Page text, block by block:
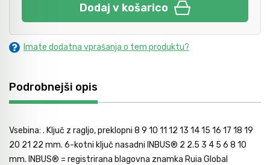
Dodaj v košarico
Imate dodatna vprašanja o tem produktu?
Podrobnejši opis
Vsebina: . Ključ z ragljo, preklopni 8 9 10 11 12 13 14 15 16 17 18 19
20 21 22 mm. 6-kotni ključ nasadni INBUS® 2 2.5 3 4 5 6 8 10
mm. INBUS® = registrirana blagovna znamka Ruia Global
Krivilci cevi